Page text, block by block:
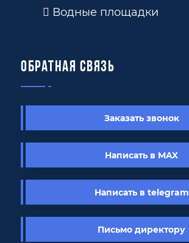
Водные площадки
Обратная связь
Заказать звонок
Написать в MAX
Написать в telegram
Письмо директору